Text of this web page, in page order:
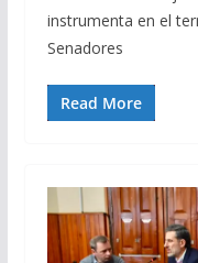
instrumenta en el
Senadores
Read More